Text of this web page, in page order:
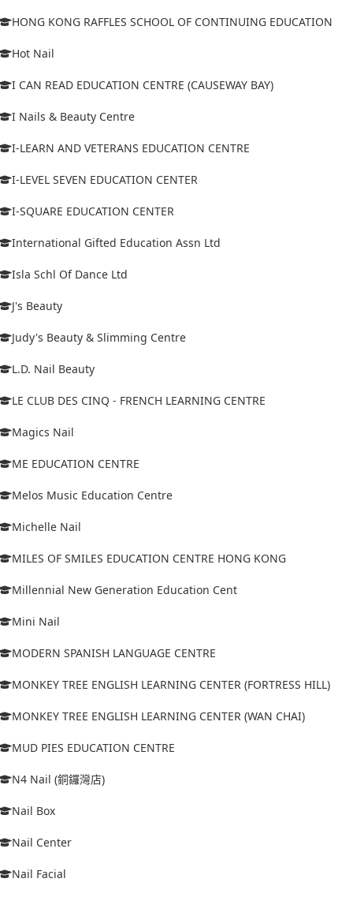
HONG KONG RAFFLES SCHOOL OF CONTINUING EDUCATION
Hot Nail
I CAN READ EDUCATION CENTRE (CAUSEWAY BAY)
I Nails & Beauty Centre
I-LEARN AND VETERANS EDUCATION CENTRE
I-LEVEL SEVEN EDUCATION CENTER
I-SQUARE EDUCATION CENTER
International Gifted Education Assn Ltd
Isla Schl Of Dance Ltd
J's Beauty
Judy's Beauty & Slimming Centre
L.D. Nail Beauty
LE CLUB DES CINQ - FRENCH LEARNING CENTRE
Magics Nail
ME EDUCATION CENTRE
Melos Music Education Centre
Michelle Nail
MILES OF SMILES EDUCATION CENTRE HONG KONG
Millennial New Generation Education Cent
Mini Nail
MODERN SPANISH LANGUAGE CENTRE
MONKEY TREE ENGLISH LEARNING CENTER (FORTRESS HILL)
MONKEY TREE ENGLISH LEARNING CENTER (WAN CHAI)
MUD PIES EDUCATION CENTRE
N4 Nail (銅鑼灣店)
Nail Box
Nail Center
Nail Facial